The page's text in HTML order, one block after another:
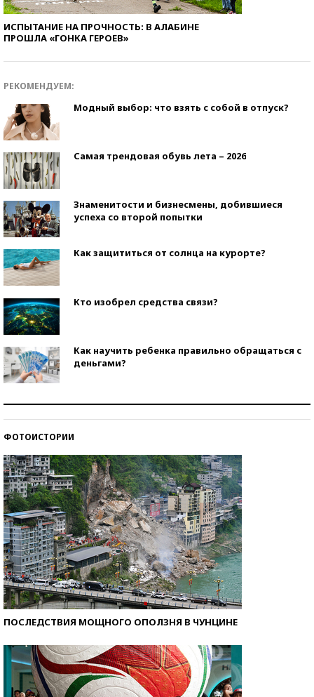
ИСПЫТАНИЕ НА ПРОЧНОСТЬ: В АЛАБИНЕ
ПРОШЛА «ГОНКА ГЕРОЕВ»
РЕКОМЕНДУЕМ:
Модный выбор: что взять с собой в отпуск?
Самая трендовая обувь лета – 2026
Знаменитости и бизнесмены, добившиеся
успеха со второй попытки
Как защититься от солнца на курорте?
Кто изобрел средства связи?
Как научить ребенка правильно обращаться с
деньгами?
ФОТОИСТОРИИ
ПОСЛЕДСТВИЯ МОЩНОГО ОПОЛЗНЯ В ЧУНЦИНЕ